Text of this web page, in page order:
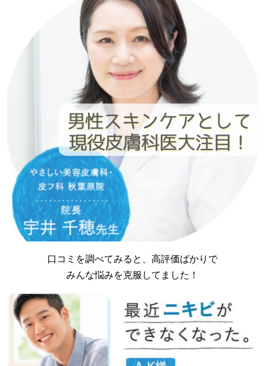
口コミを調べてみると、高評価ばかりで
みんな悩みを克服してました！